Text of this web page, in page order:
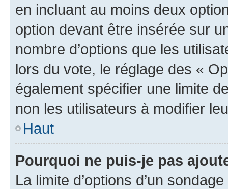
en incluant au moins deux
option devant être insérée sur
nombre d’options que les
lors du vote, le réglage des «
également spécifier une limite
non les utilisateurs à modifier
Haut
Pourquoi ne puis-je pas
La limite d’options d’un